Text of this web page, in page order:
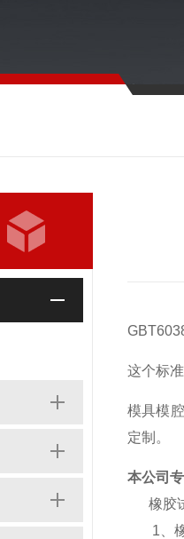
这个标
模具模
定制。
本公司
橡胶
1、橡